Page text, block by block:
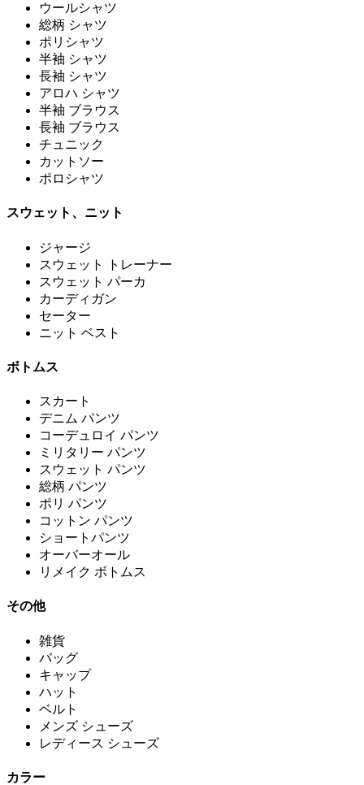
ウールシャツ
総柄 シャツ
ポリシャツ
半袖 シャツ
長袖 シャツ
アロハ シャツ
半袖 ブラウス
長袖 ブラウス
チュニック
カットソー
ポロシャツ
スウェット、ニット
ジャージ
スウェット トレーナー
スウェット パーカ
カーディガン
セーター
ニット ベスト
ボトムス
スカート
デニム パンツ
コーデュロイ パンツ
ミリタリー パンツ
スウェット パンツ
総柄 パンツ
ポリ パンツ
コットン パンツ
ショートパンツ
オーバーオール
リメイク ボトムス
その他
雑貨
バッグ
キャップ
ハット
ベルト
メンズ シューズ
レディース シューズ
カラー